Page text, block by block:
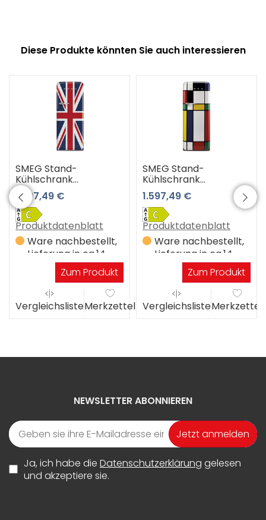
Diese Produkte könnten Sie auch interessieren
SMEG Stand-
Kühlschrank
FAB28RDUJ6
1.597,49 €
Produktdatenblatt
Ware nachbestellt,
Lieferung in ca.14
WerktagenZum Produkt
VergleichslisteMerkzettel
SMEG Stand-
Kühlschrank
FAB28RDMC6
1.597,49 €
Produktdatenblatt
Ware nachbestellt,
Lieferung in ca.14
WerktagenZum Produkt
VergleichslisteMerkzettel
NEWSLETTER ABONNIEREN
Jetzt anmelden
Ja, ich habe die Datenschutzerklärung gelesen
und akzeptiere sie.